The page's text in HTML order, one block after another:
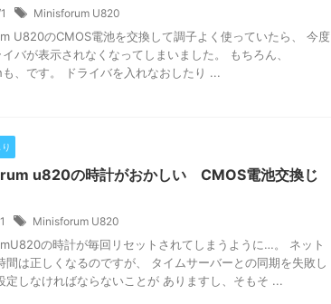
Minisforum U820
U820のCMOS電池を交換して調子よく使っていたら、 今度
バが表示されなくなってしまいました。 もちろん、
、です。 ドライバを入れなおしたり ...
u820の時計がおかしい CMOS電池交換じ
Minisforum U820
の時計が毎回リセットされてしまうように…。 ネット
間は正しくなるのですが、 タイムサーバーとの同期を失敗し
定しなければならないことが ありますし、そもそ ...